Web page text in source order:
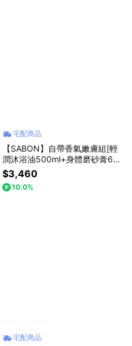
宅配商品
【SABON】自帶香氣嫩膚組[輕
潤沐浴油500ml+身體磨砂膏60
0g+護手霜10ml+獨家贈環保托
特包 ] 禮物獨家贈禮
$3,460
10.0%
宅配商品